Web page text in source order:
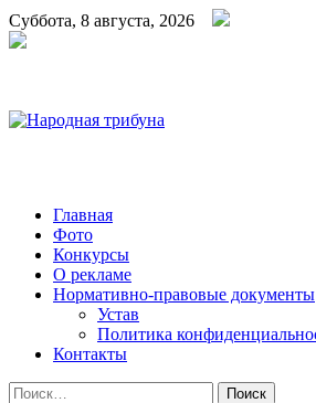
Суббота, 8 августа, 2026
Народная трибуна
Калининская районная газета
Главная
Фото
Конкурсы
О рекламе
Нормативно-правовые документы
Устав
Политика
Контакты
Найти: